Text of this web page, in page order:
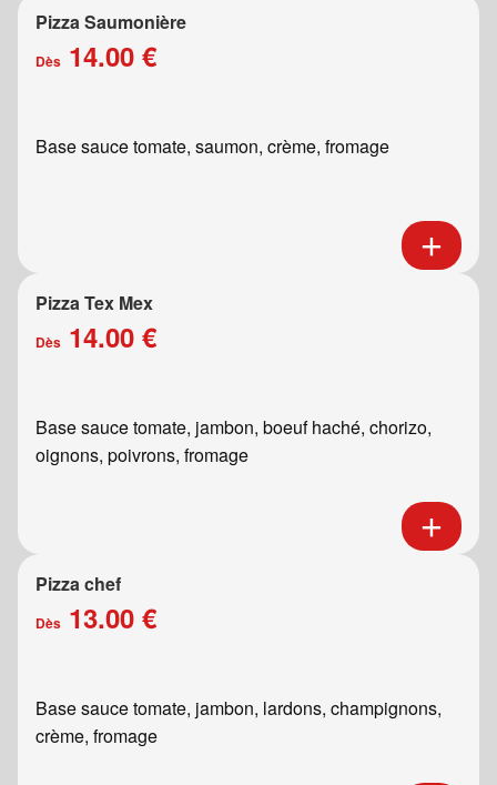
Pizza Saumonière
Dès 14.00 €
Base sauce tomate, saumon, crème, fromage
Pizza Tex Mex
Dès 14.00 €
Base sauce tomate, jambon, boeuf haché, chorizo,
oignons, poivrons, fromage
Pizza chef
Dès 13.00 €
Base sauce tomate, jambon, lardons, champignons,
crème, fromage